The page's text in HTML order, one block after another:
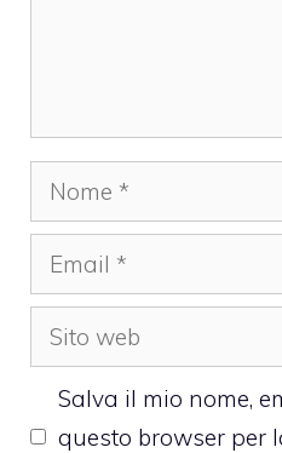
Nome
Email
Sito
web
Salva il mio nome,
questo browser per